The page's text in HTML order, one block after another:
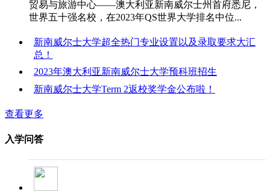
贸易与旅游中心——澳大利亚新南威尔士州首府悉尼，
世界五十强名校，在2023年QS世界大学排名中位...
新南威尔士大学超全热门专业设置以及录取要求大汇
总！
2023年澳大利亚新南威尔士大学预科班招生
新南威尔士大学Term 2返校奖学金公布啦！
查看更多
入学问答